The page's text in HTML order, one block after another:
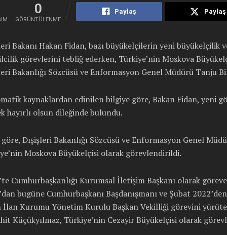
0
GÖRÜNTÜLENME
Paylaş Paylaş
Bakanı Hakan Fidan, bazı büyükelçilerin yeni büyükelçilik
görevlerini tebliğ ederken, Türkiye’nin Moskova
Bakanlığı Sözcüsü ve Enformasyon Genel Müdürü Tanju
kaynaklardan edinilen bilgiye göre, Bakan Fidan, yeni
hayırlı olsun dileğinde bulundu.
Dışişleri Bakanlığı Sözcüsü ve Enformasyon Genel
Moskova Büyükelçisi olarak görevlendirildi.
Cumhurbaşkanlığı Kurumsal İletişim Başkanı olarak
bugüne Cumhurbaşkanı Başdanışmanı ve Şubat
İlan Kurumu Yönetim Kurulu Başkan Vekilliği görevini
Küçükyılmaz, Türkiye’nin Cezayir Büyükelçisi olarak